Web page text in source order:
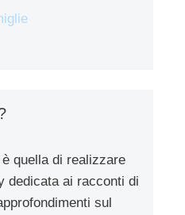
quella di realizzare
dedicata ai racconti di
sul